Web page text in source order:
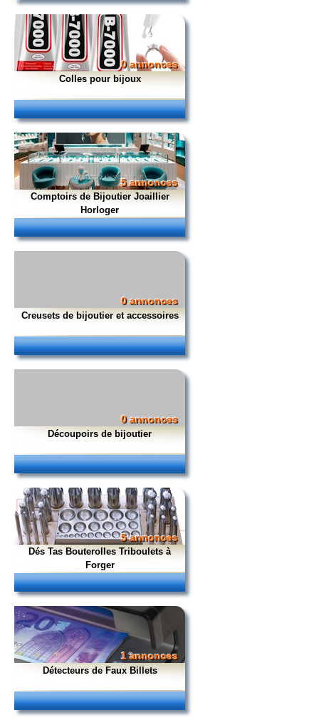
0 annonces
Colles pour bijoux
5 annonces
Comptoirs de Bijoutier Joaillier
Horloger
0 annonces
Creusets de bijoutier et accessoires
0 annonces
Découpoirs de bijoutier
5 annonces
Dés Tas Bouterolles Triboulets à
Forger
1 annonces
Détecteurs de Faux Billets